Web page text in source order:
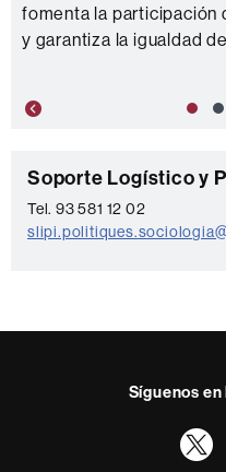
fomenta la participación
y garantiza la igualdad
C
o
n
c
Soporte Logístico y
Tel. 93 581 12 02
Síguenos